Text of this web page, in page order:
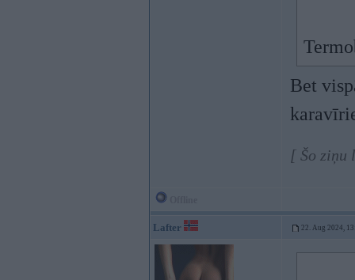
Bet
[ Šo ziņu
Lafter 22. Aug 2024,